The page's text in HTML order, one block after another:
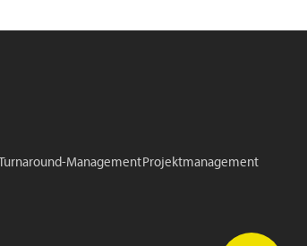
Turnaround-ManagementProjektmanagement